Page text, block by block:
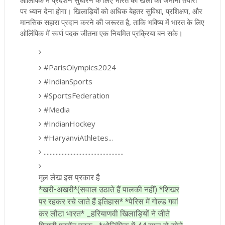
पर ध्यान देना होगा। खिलाड़ियों को अधिक बेहतर सुविधा, प्रशिक्षण, और
मानसिक सहारा प्रदान करने की जरूरत है, ताकि भविष्य में भारत के लिए
ओलिंपिक में स्वर्ण पदक जीतना एक नियमित प्रक्रिया बन सके।
#ParisOlympics2024
#IndianSports
#SportsFederation
#Media
#IndianHockey
#HaryanviAthletes...
.....................................................
मूल लेख इस प्रकार है
*खरी-अखरी*(सवाल उठाते हैं पालकी नहीं) *शिखर
पर रहकर रचे जाते हैं इतिहास* *पेरिस में गोल्ड गवां
कर लौटा भारत* _हरियाणवी खिलाड़ियों ने जीते